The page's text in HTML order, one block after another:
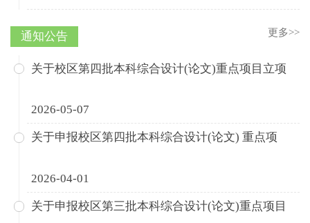
通知公告 更多>>
关于校区第四批本科综合设计(论文)重点项目立项
2026-05-07
关于申报校区第四批本科综合设计(论文) 重点项
2026-04-01
关于申报校区第三批本科综合设计(论文)重点项目